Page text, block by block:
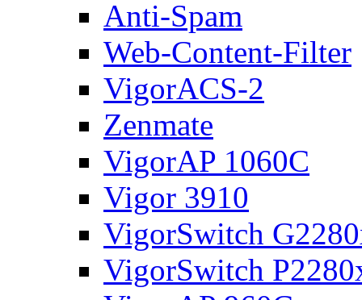
Anti-Spam
Web-Content-Filter
VigorACS-2
Zenmate
VigorAP 1060C
Vigor 3910
VigorSwitch
VigorSwitch